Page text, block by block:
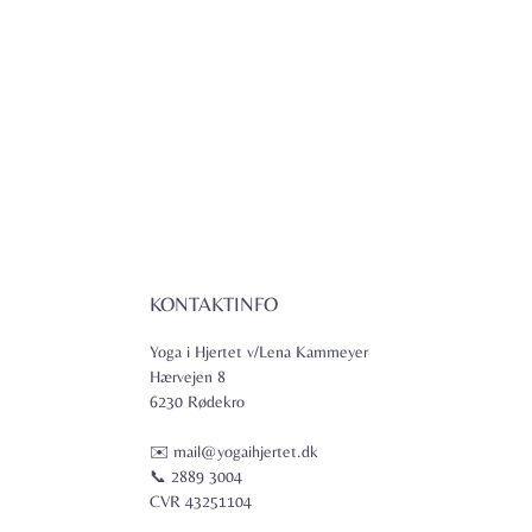
KONTAKTINFO
Yoga i Hjertet v/Lena Kammeyer
Hærvejen 8
6230 Rødekro
✉️ mail@yogaihjertet.dk
📞 2889 3004
CVR 43251104